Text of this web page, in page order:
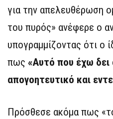
για την απελευθέρωση
του πυρός» ανέφερε ο
υπογραμμίζοντας ότι ο
πως «Αυτό που έχω δει
απογοητευτικό και
Πρόσθεσε ακόμα πως